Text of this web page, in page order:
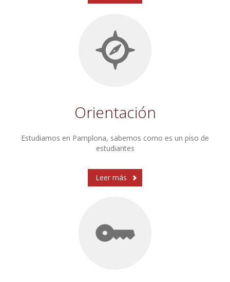
Orientación
Estudiamos en Pamplona, sabemos como es un piso de
estudiantes
Leer más